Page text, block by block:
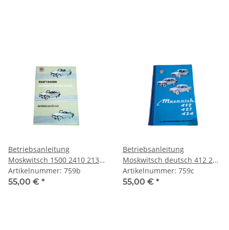
Betriebsanleitung
Moskwitsch 1500 2410 2137
2734 deutsch
Artikelnummer: 759b
55,00 € *
Betriebsanleitung
Moskwitsch deutsch 412 237
434
Artikelnummer: 759c
55,00 € *